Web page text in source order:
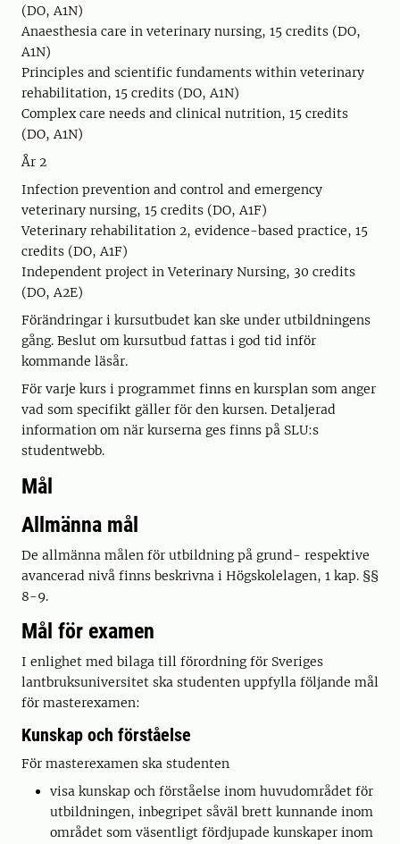
(DO, A1N)
Anaesthesia care in veterinary nursing, 15 credits (DO,
A1N)
Principles and scientific fundaments within veterinary
rehabilitation, 15 credits (DO, A1N)
Complex care needs and clinical nutrition, 15 credits
(DO, A1N)
År 2
Infection prevention and control and emergency
veterinary nursing, 15 credits (DO, A1F)
Veterinary rehabilitation 2, evidence-based practice, 15
credits (DO, A1F)
Independent project in Veterinary Nursing, 30 credits
(DO, A2E)
Förändringar i kursutbudet kan ske under utbildningens
gång. Beslut om kursutbud fattas i god tid inför
kommande läsår.
För varje kurs i programmet finns en kursplan som anger
vad som specifikt gäller för den kursen. Detaljerad
information om när kurserna ges finns på SLU:s
studentwebb.
Mål
Allmänna mål
De allmänna målen för utbildning på grund- respektive
avancerad nivå finns beskrivna i Högskolelagen, 1 kap. §§
8-9.
Mål för examen
I enlighet med bilaga till förordning för Sveriges
lantbruksuniversitet ska studenten uppfylla följande mål
för masterexamen:
Kunskap och förståelse
För masterexamen ska studenten
visa kunskap och förståelse inom huvudområdet för
utbildningen, inbegripet såväl brett kunnande inom
området som väsentligt fördjupade kunskaper inom